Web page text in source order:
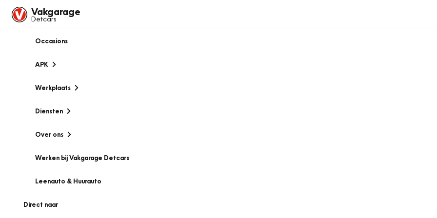
Vakgarage
Detcars
Occasions
APK
Werkplaats
Diensten
Over ons
Werken bij Vakgarage Detcars
Leenauto & Huurauto
Direct naar